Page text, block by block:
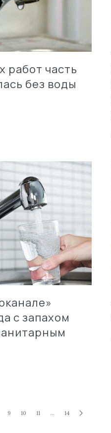
работ часть
без воды
с запахом
9 10 11 … 14